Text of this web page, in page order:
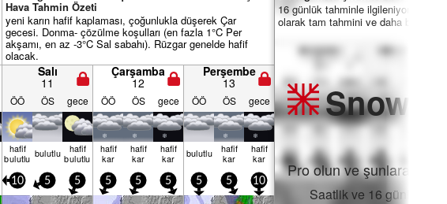
Hava Tahmin Özeti
yeni karın hafif kaplaması, çoğunlukla düşerek Çar
gecesi. Donma- çözülme koşulları (en fazla 1°C Per
akşamı, en az -3°C Sal sabahı). Rüzgar genelde hafif
olacak.
Salı
11
Çarşamba
12
Perşembe
13
ÖÖ ÖS gece ÖÖ ÖS gece ÖÖ ÖS gece
hafif
bulutlu bulu­tlu hafif
bulutlu
hafif
kar
hafif
kar
hafif
kar bulu­tlu hafif
kar
hafif
kar
10 5 5 5 5 5 5 5 10
16 günlük tahminle ilgileniyor
olarak tam tahmini ve daha birçok
Snow
Pro olun ve şunlara
Saatlik ve 16 günlük